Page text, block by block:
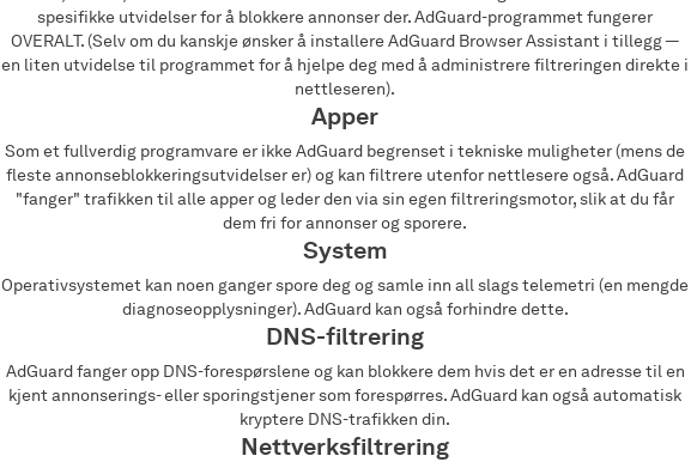
spesifikke utvidelser for å blokkere annonser der. AdGuard-programmet fungerer
OVERALT. (Selv om du kanskje ønsker å installere AdGuard Browser Assistant i tillegg —
en liten utvidelse til programmet for å hjelpe deg med å administrere filtreringen direkte i
nettleseren).
Apper
Som et fullverdig programvare er ikke AdGuard begrenset i tekniske muligheter (mens de
fleste annonseblokkeringsutvidelser er) og kan filtrere utenfor nettlesere også. AdGuard
"fanger" trafikken til alle apper og leder den via sin egen filtreringsmotor, slik at du får
dem fri for annonser og sporere.
System
Operativsystemet kan noen ganger spore deg og samle inn all slags telemetri (en mengde
diagnoseopplysninger). AdGuard kan også forhindre dette.
DNS-filtrering
AdGuard fanger opp DNS-forespørslene og kan blokkere dem hvis det er en adresse til en
kjent annonserings- eller sporingstjener som forespørres. AdGuard kan også automatisk
kryptere DNS-trafikken din.
Nettverksfiltrering